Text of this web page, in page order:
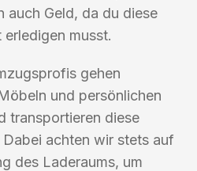
auch Geld, da du diese
musst.
gehen
und persönlichen
transportieren diese
achten wir stets auf
des Laderaums, um